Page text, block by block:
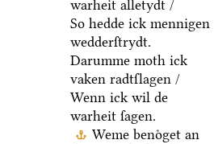
warheit alletydt /
So hedde ick mennigen
wedderſtrydt.
Darumme moth ick
vaken radtſlagen /
Wenn ick wil de
warheit ſagen.
Weme benoͤget an